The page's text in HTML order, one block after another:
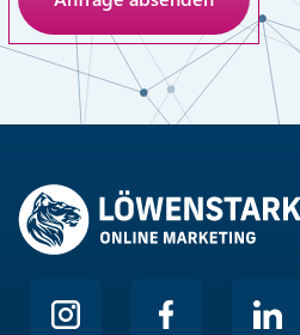
Anti-Roboter-Verifizierung
Hier klicken